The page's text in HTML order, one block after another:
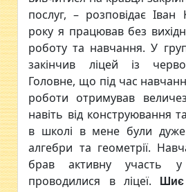
послуг, – розповідає
року я працював без
роботу та навчання. У
закінчив ліцей із
Головне, що під час
роботи отримував
навіть від конструювання
в школі в мене були дуже
алгебри та геометрії.
брав активну участь у
проводилися в ліцеї.